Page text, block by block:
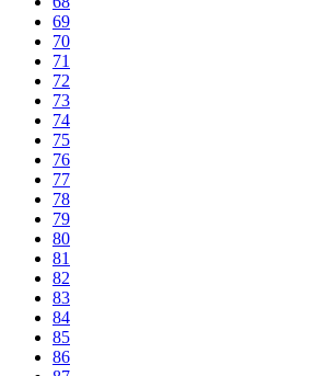
69
70
71
72
73
74
75
76
77
78
79
80
81
82
83
84
85
86